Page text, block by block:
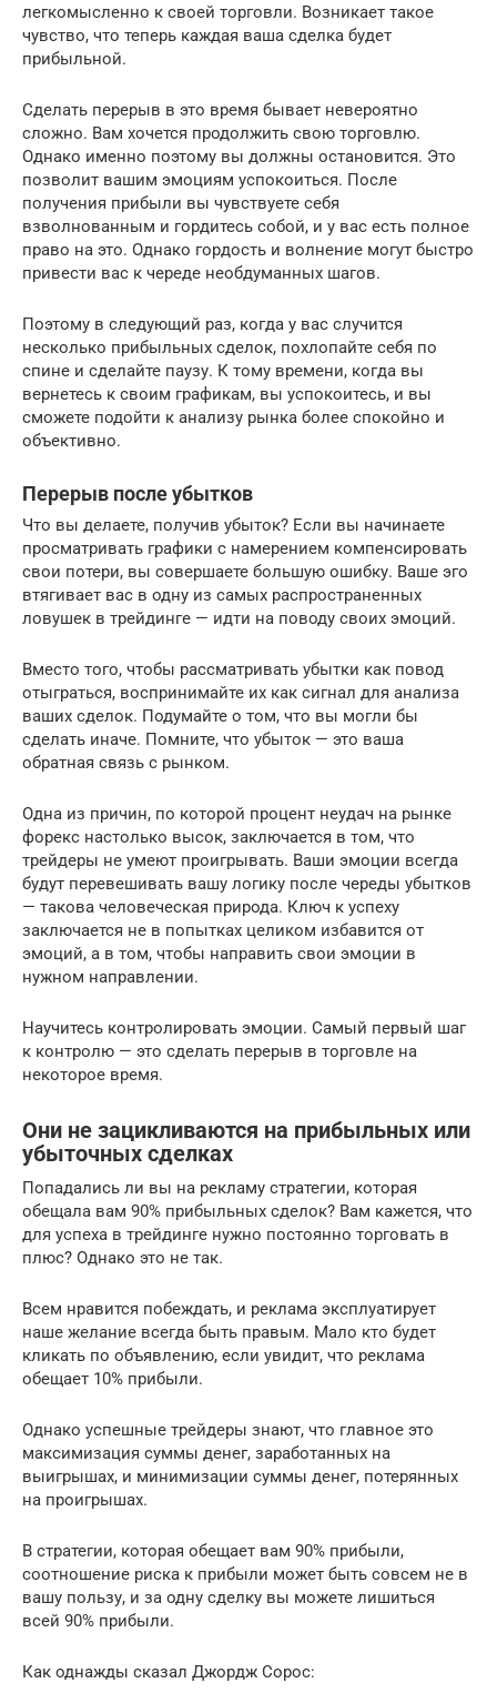
легкомысленно к своей торговли. Возникает такое
чувство, что теперь каждая ваша сделка будет
прибыльной.
Сделать перерыв в это время бывает невероятно
сложно. Вам хочется продолжить свою торговлю.
Однако именно поэтому вы должны остановится. Это
позволит вашим эмоциям успокоиться. После
получения прибыли вы чувствуете себя
взволнованным и гордитесь собой, и у вас есть полное
право на это. Однако гордость и волнение могут быстро
привести вас к череде необдуманных шагов.
Поэтому в следующий раз, когда у вас случится
несколько прибыльных сделок, похлопайте себя по
спине и сделайте паузу. К тому времени, когда вы
вернетесь к своим графикам, вы успокоитесь, и вы
сможете подойти к анализу рынка более спокойно и
объективно.
Перерыв после убытков
Что вы делаете, получив убыток? Если вы начинаете
просматривать графики с намерением компенсировать
свои потери, вы совершаете большую ошибку. Ваше эго
втягивает вас в одну из самых распространенных
ловушек в трейдинге — идти на поводу своих эмоций.
Вместо того, чтобы рассматривать убытки как повод
отыграться, воспринимайте их как сигнал для анализа
ваших сделок. Подумайте о том, что вы могли бы
сделать иначе. Помните, что убыток — это ваша
обратная связь с рынком.
Одна из причин, по которой процент неудач на рынке
форекс настолько высок, заключается в том, что
трейдеры не умеют проигрывать. Ваши эмоции всегда
будут перевешивать вашу логику после череды убытков
— такова человеческая природа. Ключ к успеху
заключается не в попытках целиком избавится от
эмоций, а в том, чтобы направить свои эмоции в
нужном направлении.
Научитесь контролировать эмоции. Самый первый шаг
к контролю — это сделать перерыв в торговле на
некоторое время.
Они не зацикливаются на прибыльных или
убыточных сделках
Попадались ли вы на рекламу стратегии, которая
обещала вам 90% прибыльных сделок? Вам кажется, что
для успеха в трейдинге нужно постоянно торговать в
плюс? Однако это не так.
Всем нравится побеждать, и реклама эксплуатирует
наше желание всегда быть правым. Мало кто будет
кликать по объявлению, если увидит, что реклама
обещает 10% прибыли.
Однако успешные трейдеры знают, что главное это
максимизация суммы денег, заработанных на
выигрышах, и минимизации суммы денег, потерянных
на проигрышах.
В стратегии, которая обещает вам 90% прибыли,
соотношение риска к прибыли может быть совсем не в
вашу пользу, и за одну сделку вы можете лишиться
всей 90% прибыли.
Как однажды сказал Джордж Сорос: